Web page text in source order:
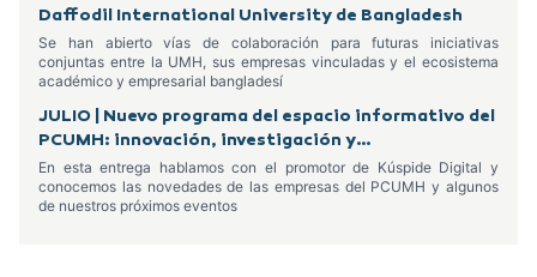
Daffodil International University de Bangladesh
Se han abierto vías de colaboración para futuras iniciativas
conjuntas entre la UMH, sus empresas vinculadas y el ecosistema
académico y empresarial bangladesí
JULIO | Nuevo programa del espacio informativo del
PCUMH: innovación, investigación y
emprendimiento
En esta entrega hablamos con el promotor de Kúspide Digital y
conocemos las novedades de las empresas del PCUMH y algunos
de nuestros próximos eventos